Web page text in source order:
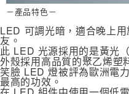
３．未成年的使用者請事先徵得
「AFTEE先享後付」，若未經同意
任。
４．使用「AFTEE先享後付」時
時審查核予不同之上限額度；若
請求用戶進行身份認證。
５．嚴禁一人註冊多個帳號或使
恩沛科技股份有限公司將有權停止
－產品特色－
LED 可調光暗，適合晚上
友。
此 LED 光源採用的是黃光
外殼採用高品質的聚乙烯塑
笑臉 LED 燈被評為歐洲電
最高的功效。